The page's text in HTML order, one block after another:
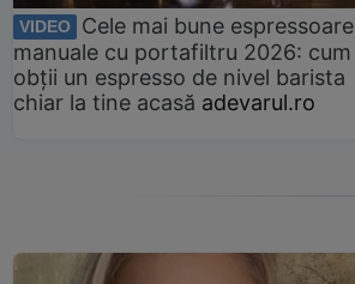
VIDEO
Cele mai bune espressoare
manuale cu portafiltru 2026: cum
obții un espresso de nivel barista
chiar la tine acasă adevarul.ro